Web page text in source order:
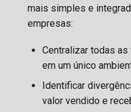
mais simples e
empresas:
Centralizar todas
em um único
Identificar
valor vendido e